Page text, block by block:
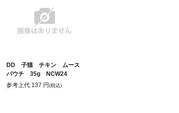
DD 子猫 チキン ムース
パウチ 35g NCW24
参考上代 137 円(税込)